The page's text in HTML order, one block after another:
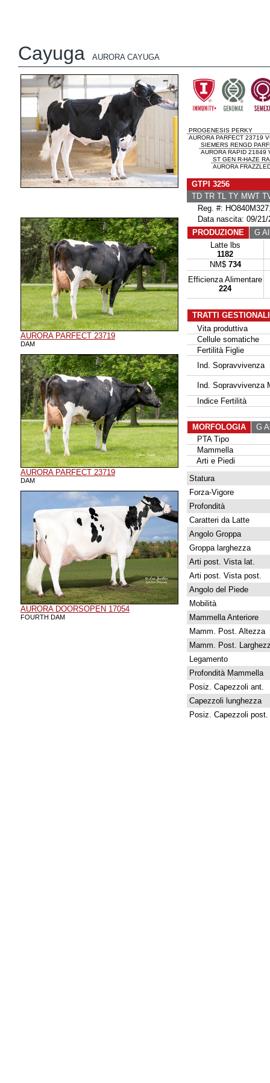
Cayuga AURORA CAYUGA
AURORA PARFECT 23719
DAM
AURORA PARFECT 23719
DAM
AURORA DOORSOPEN 17054
FOURTH DAM
PROGENESIS PERKY
AURORA PARFECT 23719
SIEMERS RENGD
AURORA RAPID 21849
ST GEN R-HAZE
AURORA
GTPI 3256
TD TR TL TY MWT
Reg. #:
Data nascita: 09/21/
PRODUZIONE
G
Latte lbs
1182
NM$ 734
Efficienza Alimentare
224
TRATTI
Vita produttiva
Cellule somatiche
Fertilità Figlie
Ind. Sopravvivenza
Ind. Sopravvivenza
Indice Fertilità
MORFOLOGIA
G
PTA Tipo
Mammella
Arti e Piedi
Statura
Forza-Vigore
Profondità
Caratteri da Latte
Angolo Groppa
Groppa larghezza
Arti post. Vista lat.
Arti post. Vista post.
Angolo del Piede
Mobilità
Mammella Anteriore
Mamm. Post. Altezza
Mamm. Post.
Legamento
Profondità Mammella
Posiz. Capezzoli ant.
Capezzoli lunghezza
Posiz. Capezzoli post.